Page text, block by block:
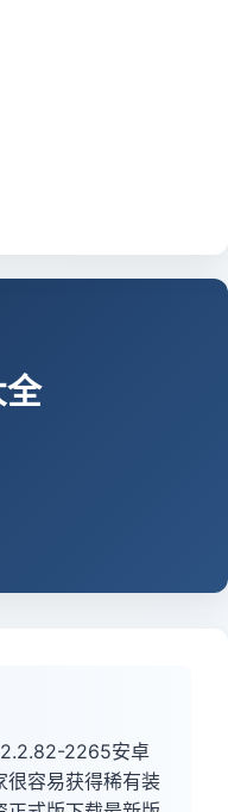
2265安卓
很容易获得稀有装